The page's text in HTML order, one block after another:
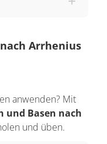
aber auch
auf der
heute vor
Brezeln und
sind hier
Arrhenius
anwenden? Mit
und Basen nach
und üben.